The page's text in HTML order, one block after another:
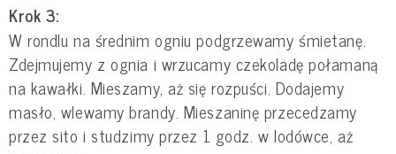
Krok 3:
W rondlu na średnim ogniu podgrzewamy śmietanę.
Zdejmujemy z ognia i wrzucamy czekoladę połamaną
na kawałki. Mieszamy, aż się rozpuści. Dodajemy
masło, wlewamy brandy. Mieszaninę przecedzamy
przez sito i studzimy przez 1 godz. w lodówce, aż